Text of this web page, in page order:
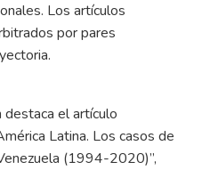
Los artículos
por pares
destaca el artículo
Latina. Los casos de
(1994-2020)”,